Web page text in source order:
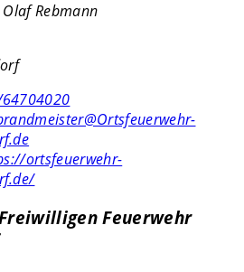
Rebmann
ortsfeuerwehr-
Feuerwehr